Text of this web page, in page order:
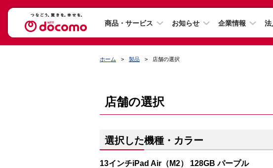
商品・サービス お知らせ 企業情報 法
ホーム 製品 店舗の選択
店舗の選択
選択した機種・カラー
13インチiPad Air（M2） 128GB パープル